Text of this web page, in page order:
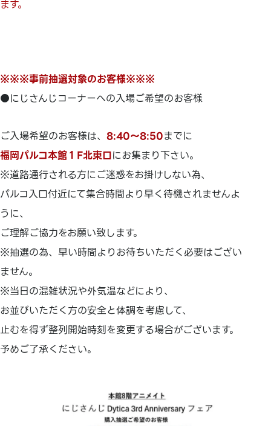
ます。
※※※事前抽選対象のお客様※※※
●にじさんじコーナーへの入場ご希望のお客様
ご入場希望のお客様は、 8:40～8:50までに
福岡パルコ本館１F北東口にお集まり下さい。
※道路通行される方にご迷惑をお掛けしない為、
パルコ入口付近にて集合時間より早く待機されませんよ
うに、
ご理解ご協力をお願い致します。
※抽選の為、早い時間よりお待ちいただく必要はござい
ません。
※当日の混雑状況や外気温などにより、
お並びいただく方の安全と体調を考慮して、
止むを得ず整列開始時刻を変更する場合がございます。
予めご了承ください。